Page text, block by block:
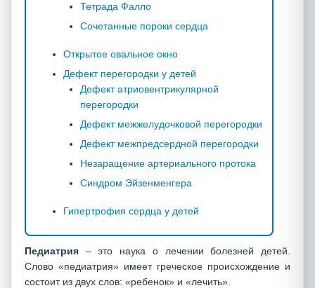
Тетрада Фалло
Сочетанные пороки сердца
Открытое овальное окно
Дефект перегородки у детей
Дефект атриовентрикулярной
перегородки
Дефект межжелудочковой перегородки
Дефект межпредсердной перегородки
Незаращение артериального протока
Синдром Эйзенменгера
Гипертрофия сердца у детей
Педиатрия – это наука о лечении болезней детей.
Слово «педиатрия» имеет греческое происхождение и
состоит из двух слов: «ребенок» и «лечить».